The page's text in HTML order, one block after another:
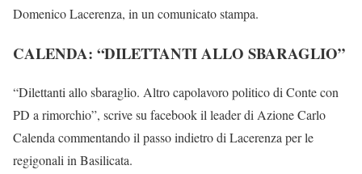
Domenico Lacerenza, in un comunicato stampa.
CALENDA: “DILETTANTI ALLO SBARAGLIO”
“Dilettanti allo sbaraglio. Altro capolavoro politico di Conte con
PD a rimorchio”, scrive su facebook il leader di Azione Carlo
Calenda commentando il passo indietro di Lacerenza per le
regigonali in Basilicata.